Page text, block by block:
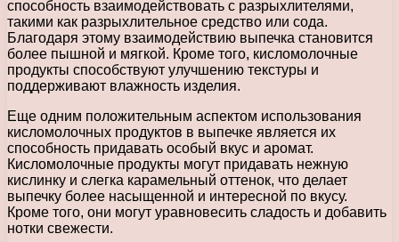
способность взаимодействовать с разрыхлителями,
такими как разрыхлительное средство или сода.
Благодаря этому взаимодействию выпечка становится
более пышной и мягкой. Кроме того, кисломолочные
продукты способствуют улучшению текстуры и
поддерживают влажность изделия.
Еще одним положительным аспектом использования
кисломолочных продуктов в выпечке является их
способность придавать особый вкус и аромат.
Кисломолочные продукты могут придавать нежную
кислинку и слегка карамельный оттенок, что делает
выпечку более насыщенной и интересной по вкусу.
Кроме того, они могут уравновесить сладость и добавить
нотки свежести.